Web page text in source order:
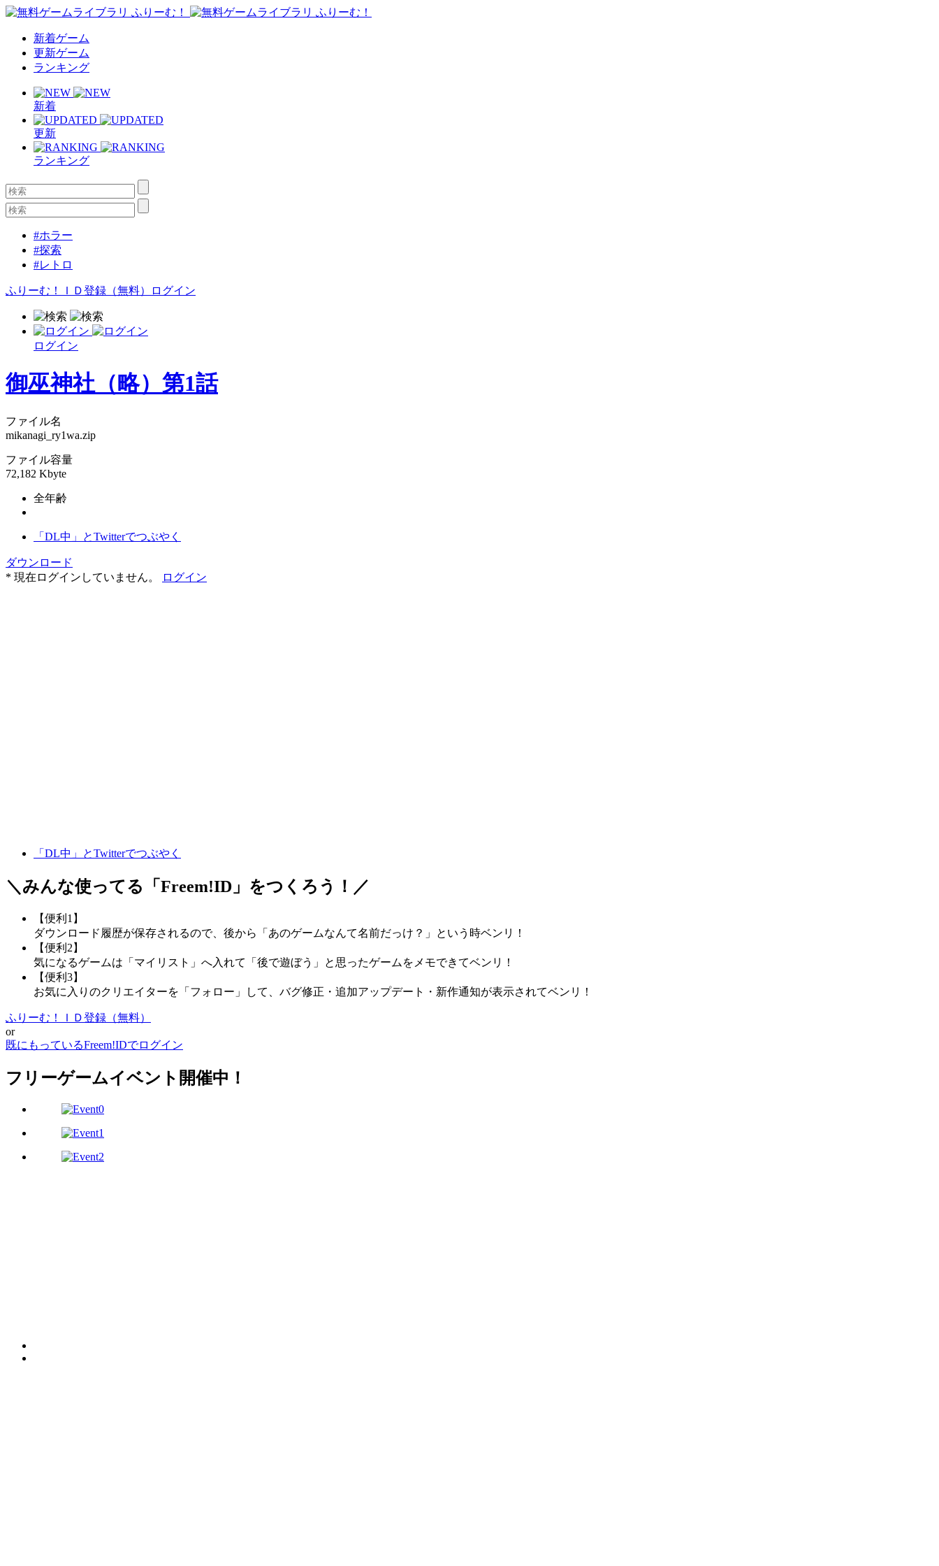
新着ゲーム
更新ゲーム
ランキング
新着
更新
ランキング
#ホラー
#探索
#レトロ
ふりーむ！ＩＤ登録（無料） ログイン
ログイン
御巫神社（略）第1話
ファイル名
mikanagi_ry1wa.zip
ファイル容量
72,182 Kbyte
全年齢
「DL中」とTwitterでつぶやく
ダウンロード
* 現在ログインしていません。
ログイン
「DL中」とTwitterでつぶやく
＼みんな使ってる「 Freem!ID 」をつくろう！／
【便利1】
ダウンロード履歴が保存されるので、後から「あのゲームなんて名前だっけ？」という時ベンリ！
【便利2】
気になるゲームは「マイリスト」へ入れて「後で遊ぼう」と思ったゲームをメモできてベンリ！
【便利3】
お気に入りのクリエイターを「フォロー」して、バグ修正・追加アップデート・新作通知が表示されてベンリ！
ふりーむ！ＩＤ登録（無料）
or
既にもっているFreem!IDでログイン
フリーゲームイベント開催中！